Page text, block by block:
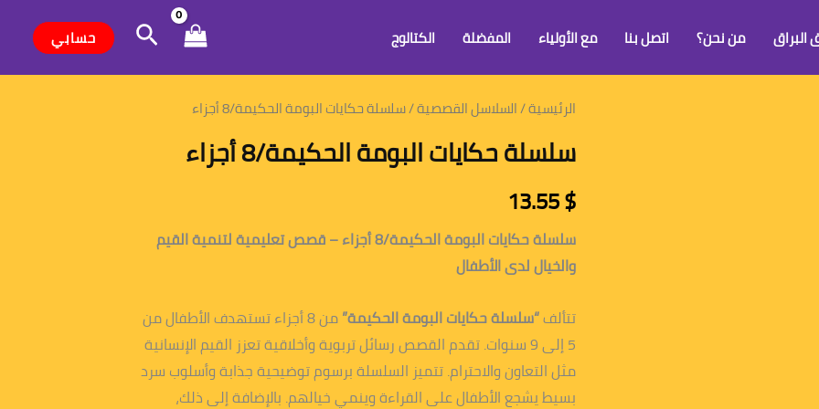
البراق من نحن؟ اتصل بنا مع الأولياء المفضلة الكتالوج البحث حسابي
الرئيسية/السلاسل القصصية/ سلسلة حكايات البومة الحكيمة/8 أجزاء
سلسلة حكايات البومة الحكيمة/8 أجزاء
$
13.55
سلسلة حكايات البومة الحكيمة/8 أجزاء – قصص تعليمية لتنمية القيم
والخيال لدى الأطفال
تتألف“سلسلة حكايات البومة الحكيمة”
من 8 أجزاء تستهدف الأطفال من
5 إلى 9 سنوات. تقدم القصص رسائل تربوية وأخلاقية تعزز القيم الإنسانية
مثل التعاون والاحترام. تتميز السلسلة برسوم توضيحية جذابة وأسلوب سرد
بسيط يشجع الأطفال على القراءة وينمي خيالهم. بالإضافة إلى ذلك،